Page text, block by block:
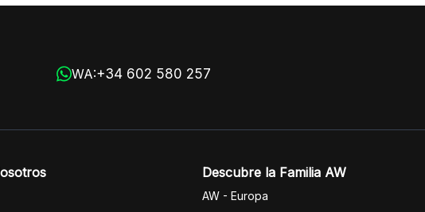
WA:+34 602 580 257
Descubre la Familia AW
AW - Europa